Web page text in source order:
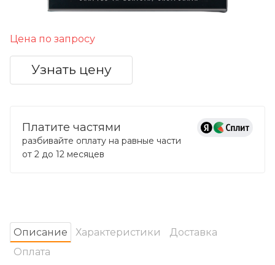
Цена по запросу
Узнать цену
Платите частями
разбивайте оплату на равные части
от 2 до 12 месяцев
Oписание Характеристики
Доставка
Оплата